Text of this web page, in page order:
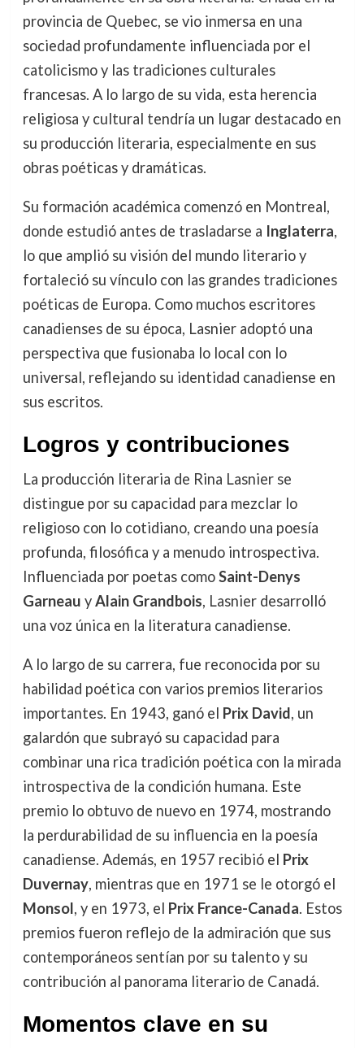
provincia de Quebec, se vio inmersa en una
sociedad profundamente influenciada por el
catolicismo y las tradiciones culturales
francesas. A lo largo de su vida, esta herencia
religiosa y cultural tendría un lugar destacado en
su producción literaria, especialmente en sus
obras poéticas y dramáticas.
Su formación académica comenzó en Montreal,
donde estudió antes de trasladarse a Inglaterra,
lo que amplió su visión del mundo literario y
fortaleció su vínculo con las grandes tradiciones
poéticas de Europa. Como muchos escritores
canadienses de su época, Lasnier adoptó una
perspectiva que fusionaba lo local con lo
universal, reflejando su identidad canadiense en
sus escritos.
Logros y contribuciones
La producción literaria de Rina Lasnier se
distingue por su capacidad para mezclar lo
religioso con lo cotidiano, creando una poesía
profunda, filosófica y a menudo introspectiva.
Influenciada por poetas comoSaint-Denys
Garneau yAlain Grandbois, Lasnier desarrolló
una voz única en la literatura canadiense.
A lo largo de su carrera, fue reconocida por su
habilidad poética con varios premios literarios
importantes. En 1943, ganó el Prix David, un
galardón que subrayó su capacidad para
combinar una rica tradición poética con la mirada
introspectiva de la condición humana. Este
premio lo obtuvo de nuevo en 1974, mostrando
la perdurabilidad de su influencia en la poesía
canadiense. Además, en 1957 recibió el Prix
Duvernay, mientras que en 1971 se le otorgó el
Monsol, y en 1973, el Prix France-Canada. Estos
premios fueron reflejo de la admiración que sus
contemporáneos sentían por su talento y su
contribución al panorama literario de Canadá.
Momentos clave en su